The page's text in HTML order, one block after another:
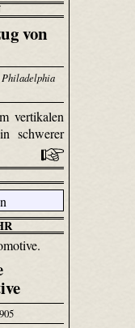
von
vertikalen
schwerer